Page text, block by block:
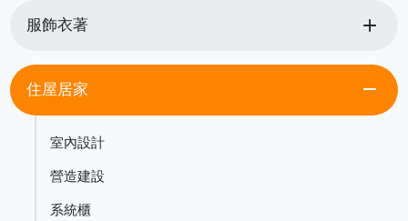
服飾衣著 add
住屋居家 remove
室內設計
營造建設
系統櫃